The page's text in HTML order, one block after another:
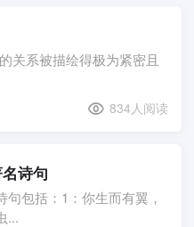
关系被描绘得极为紧密且
834人阅读
诗句
包括：1：你生而有翼，
...